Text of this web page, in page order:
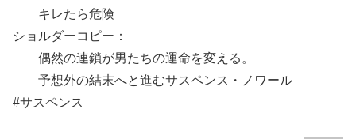
キレたら危険
ショルダーコピー：
偶然の連鎖が男たちの運命を変える。
予想外の結末へと進むサスペンス・ノワール
#サスペンス